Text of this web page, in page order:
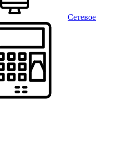
Сетевое